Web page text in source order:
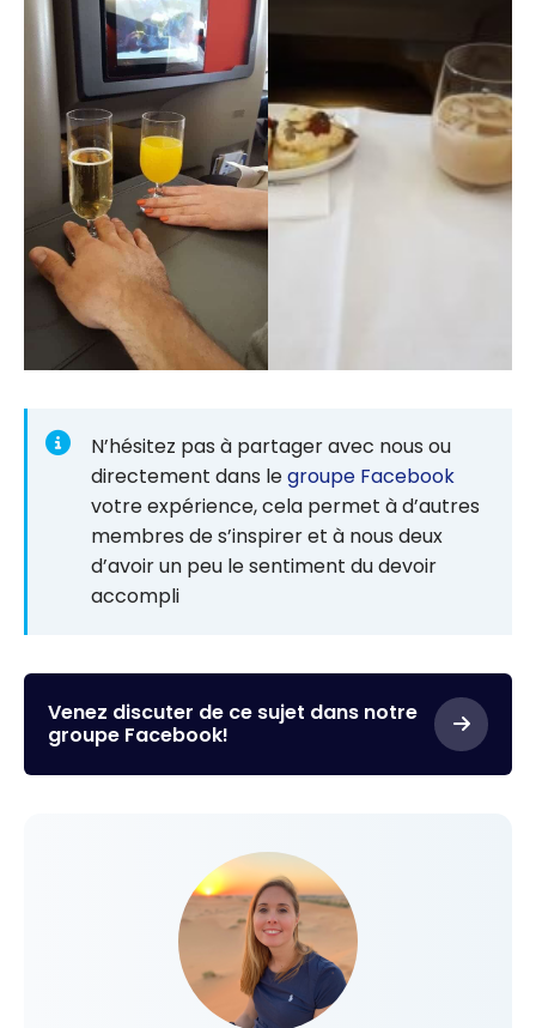
N’hésitez pas à partager avec nous ou
directement dans legroupe Facebook
votre expérience, cela permet à d’autres
membres de s’inspirer et à nous deux
d’avoir un peu le sentiment du devoir
accompli
Venez discuter de ce sujet dans notre
groupe Facebook!